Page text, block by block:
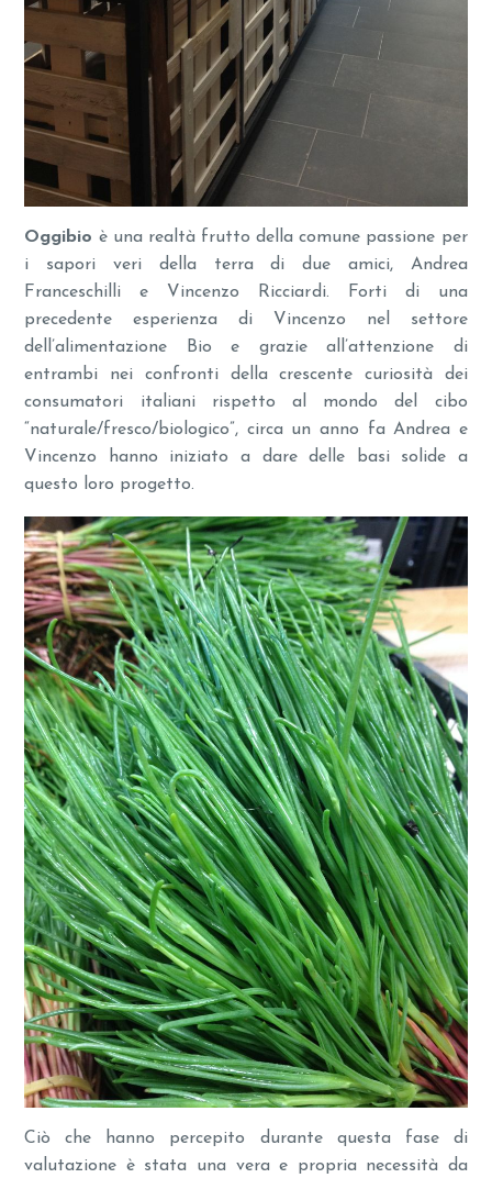
Oggibio è una realtà frutto della comune passione per
i sapori veri della terra di due amici, Andrea
Franceschilli e Vincenzo Ricciardi. Forti di una
precedente esperienza di Vincenzo nel settore
dell’alimentazione Bio e grazie all’attenzione di
entrambi nei confronti della crescente curiosità dei
consumatori italiani rispetto al mondo del cibo
“naturale/fresco/biologico”, circa un anno fa Andrea e
Vincenzo hanno iniziato a dare delle basi solide a
questo loro progetto.
Ciò che hanno percepito durante questa fase di
valutazione è stata una vera e propria necessità da